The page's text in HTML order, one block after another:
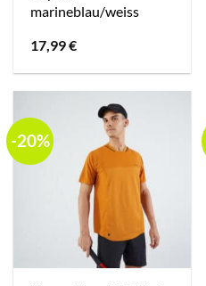
marineblau/weiss
17,99€
-20%